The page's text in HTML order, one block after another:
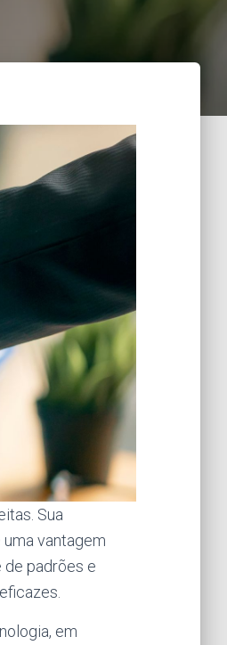
Sua
vantagem
padrões e
em